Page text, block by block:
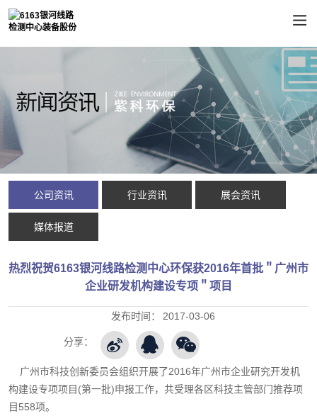
公司资讯 行业资讯 展会资讯
媒体报道
热烈祝贺6163银河线路检测中心环保获2016年首批＂广州市
企业研发机构建设专项＂项目
发布时间： 2017-03-06
分享：
广州市科技创新委员会组织开展了2016年广州市企业研究开发机
构建设专项项目(第一批)申报工作，共受理各区科技主管部门推荐项
目558项。